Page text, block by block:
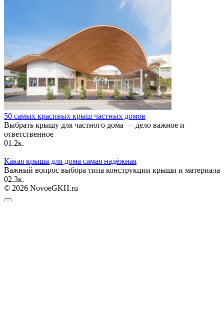
50 самых красивых крыш частных домов
Выбрать крышу для частного дома — дело важное и
ответственное
01.2к.
Какая крыша для дома самая надёжная
Важный вопрос выбора типа конструкции крыши и материала
02.3к.
© 2026 NovoeGKH.ru